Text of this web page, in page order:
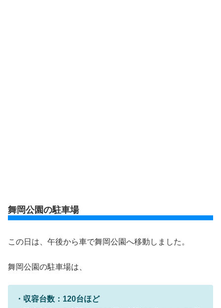
舞岡公園の駐車場
この日は、午後から車で舞岡公園へ移動しました。
舞岡公園の駐車場は、
・収容台数：120台ほど